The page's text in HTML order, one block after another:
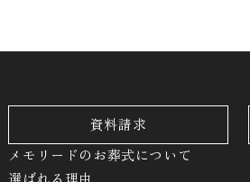
資料請求
メモリードのお葬式について
選ばれる理由